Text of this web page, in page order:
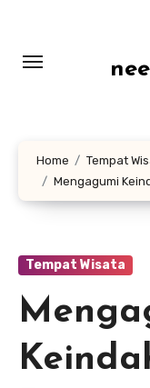
konten
Home
Tempat
Mengagumi
Tempat Wisata